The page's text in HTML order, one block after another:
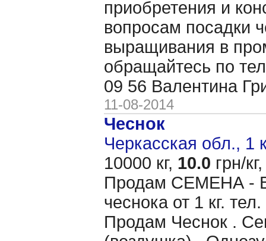
приобретения и
вопросам посадки
выращивания в
обращайтесь по
09 56 Валентина
11-08-2014
Чеснок
Черкасская обл., 1
10000 кг, 10.0 грн/кг,
Продам CЕМЕНА -
чеснока от 1 кг.
Продам Чеснок .